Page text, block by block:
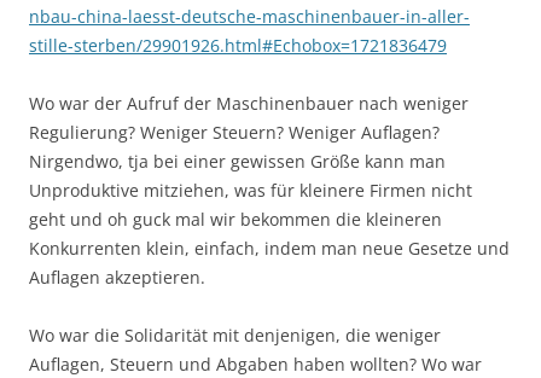
nbau-china-laesst-deutsche-maschinenbauer-in-aller-
stille-sterben/29901926.html#Echobox=1721836479
Wo war der Aufruf der Maschinenbauer nach weniger
Regulierung? Weniger Steuern? Weniger Auflagen?
Nirgendwo, tja bei einer gewissen Größe kann man
Unproduktive mitziehen, was für kleinere Firmen nicht
geht und oh guck mal wir bekommen die kleineren
Konkurrenten klein, einfach, indem man neue Gesetze und
Auflagen akzeptieren.
Wo war die Solidarität mit denjenigen, die weniger
Auflagen, Steuern und Abgaben haben wollten? Wo war